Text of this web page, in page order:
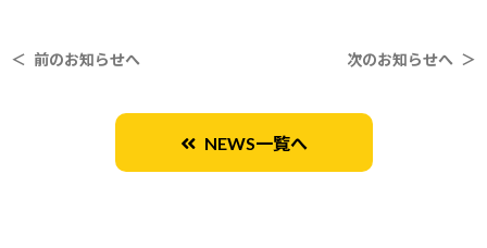
＜ 前のお知らせへ 次のお知らせへ ＞
NEWS一覧へ